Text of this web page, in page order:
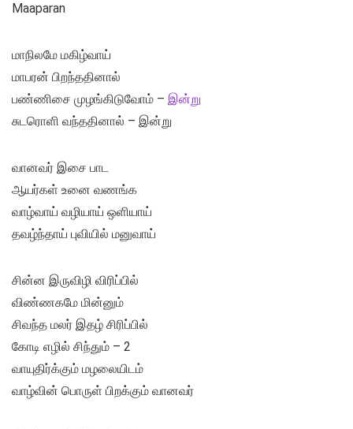
Maaparan
மாநிலமே மகிழ்வாய்
மாபரன் பிறந்ததினால்
பண்ணிசை முழங்கிடுவோம் – இன்று
சுடரொளி வந்ததினால் – இன்று
வானவர் இசை பாட
ஆயர்கள் உனை வணங்க
வாழ்வாய் வழியாய் ஒளியாய்
தவழ்ந்தாய் புவியில் மனுவாய்
சின்ன இருவிழி விரிப்பில்
விண்ணகமே மின்னும்
சிவந்த மலர் இதழ் சிரிப்பில்
கோடி எழில் சிந்தும் – 2
வாயுதிர்க்கும் மழலையிடம்
வாழ்வின் பொருள் பிறக்கும் வானவர்